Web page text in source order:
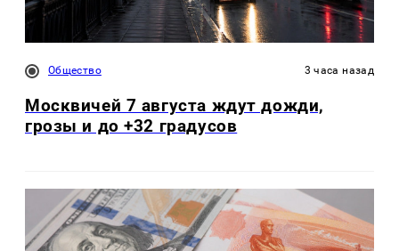
Общество 3 часа назад
Москвичей 7 августа ждут дожди,
грозы и до +32 градусов